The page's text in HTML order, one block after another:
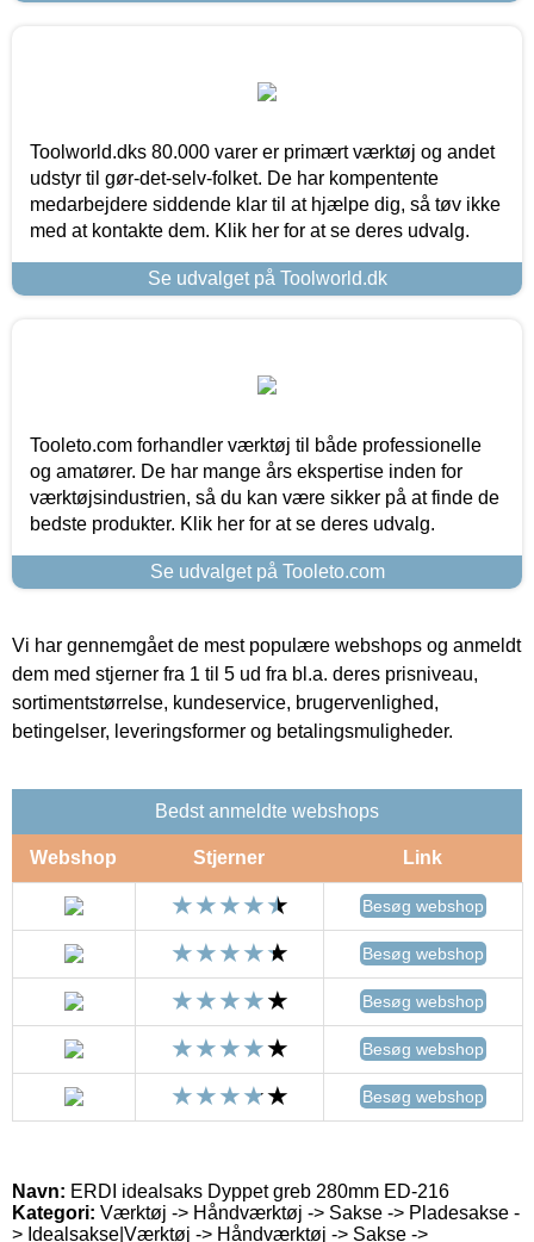
Toolworld.dks 80.000 varer er primært værktøj og andet
udstyr til gør-det-selv-folket. De har kompentente
medarbejdere siddende klar til at hjælpe dig, så tøv ikke
med at kontakte dem. Klik her for at se deres udvalg.
Se udvalget på Toolworld.dk
Tooleto.com forhandler værktøj til både professionelle
og amatører. De har mange års ekspertise inden for
værktøjsindustrien, så du kan være sikker på at finde de
bedste produkter. Klik her for at se deres udvalg.
Se udvalget på Tooleto.com
Vi har gennemgået de mest populære webshops og anmeldt
dem med stjerner fra 1 til 5 ud fra bl.a. deres prisniveau,
sortimentstørrelse, kundeservice, brugervenlighed,
betingelser, leveringsformer og betalingsmuligheder.
Bedst anmeldte webshops
Webshop Stjerner Link
Besøg webshop
Besøg webshop
Besøg webshop
Besøg webshop
Besøg webshop
Navn: ERDI idealsaks Dyppet greb 280mm ED-216
Kategori: Værktøj -> Håndværktøj -> Sakse -> Pladesakse -
> Idealsakse|Værktøj -> Håndværktøj -> Sakse ->